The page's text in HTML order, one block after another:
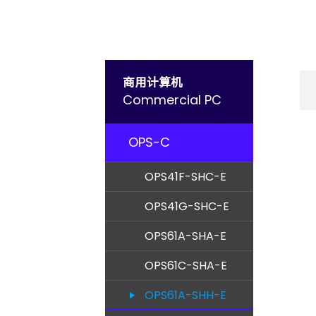
商用计算机
Commercial PC
OPS-C
OPS41F-SHC-E
OPS41G-SHC-E
OPS61A-SHA-E
OPS61C-SHA-E
OPS61A-SHH-E